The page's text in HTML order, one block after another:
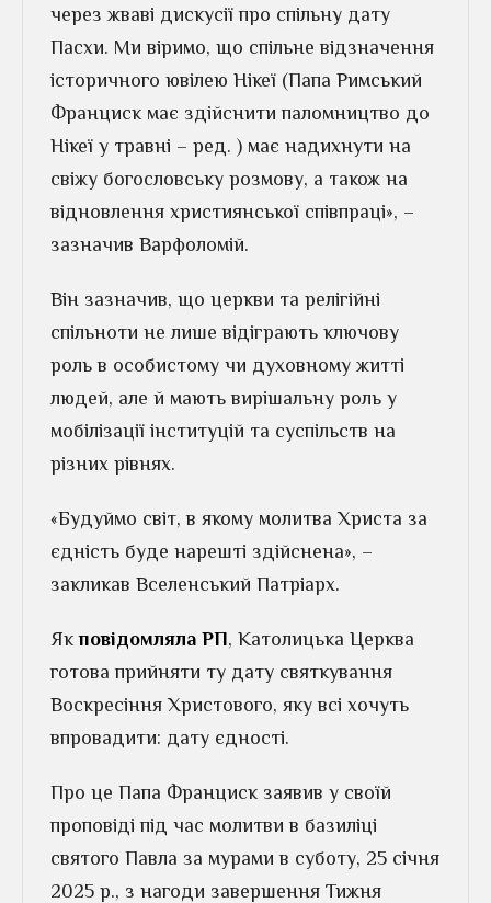
через жваві дискусії про спільну дату
Пасхи. Ми віримо, що спільне відзначення
історичного ювілею Нікеї (Папа Римський
Франциск має здійснити паломництво до
Нікеї у травні – ред. ) має надихнути на
свіжу богословську розмову, а також на
відновлення християнської співпраці», –
зазначив Варфоломій.
Він зазначив, що церкви та релігійні
спільноти не лише відіграють ключову
роль в особистому чи духовному житті
людей, але й мають вирішальну роль у
мобілізації інституцій та суспільств на
різних рівнях.
«Будуймо світ, в якому молитва Христа за
єдність буде нарешті здійснена», –
закликав Вселенський Патріарх.
Якповідомляла РП, Католицька Церква
готова прийняти ту дату святкування
Воскресіння Христового, яку всі хочуть
впровадити: дату єдності.
Про це Папа Франциск заявив у своїй
проповіді під час молитви в базиліці
святого Павла за мурами в суботу, 25 січня
2025 р., з нагоди завершення Тижня